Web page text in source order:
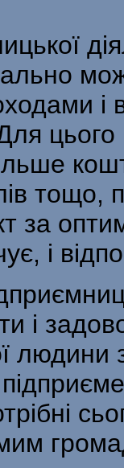
і
тощо,
за
і
і